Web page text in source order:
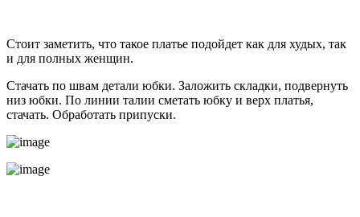
Стоит заметить, что такое платье подойдет как для худых, так
и для полных женщин.
Стачать по швам детали юбки. Заложить складки, подвернуть
низ юбки. По линии талии сметать юбку и верх платья,
стачать. Обработать припуски.